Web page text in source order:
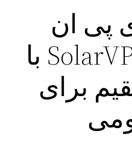
پی ان
پرقدرت SolarVPN با
برای